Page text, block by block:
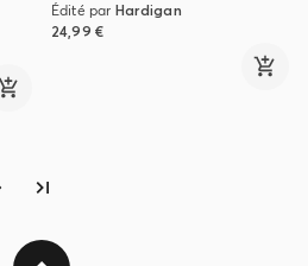
Édité par Hardigan
24,99 €